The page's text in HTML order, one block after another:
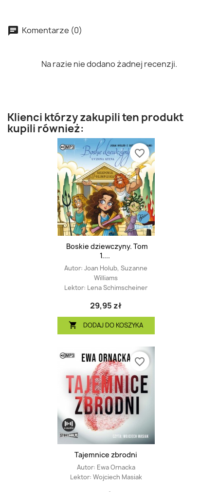
Komentarze (0)
Na razie nie dodano żadnej recenzji.
Klienci którzy zakupili ten produkt
kupili również:
Boskie dziewczyny. Tom
1....
Autor: Joan Holub, Suzanne
Williams
Lektor: Lena Schimscheiner
29,95 zł
 DODAJ DO KOSZYKA
favorite_border
Tajemnice zbrodni
Autor: Ewa Ornacka
Lektor: Wojciech Masiak
favorite_border